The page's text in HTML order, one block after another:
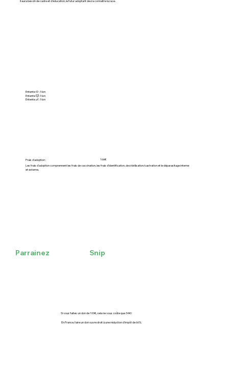
Entente 🐶 : Non
Entente 🐱 : Non
Entente 👶 : Non
Frais d'adoption :
166€
Les frais d'adoption comprennent les frais de vaccination, les frais d'identification, de stérilisation/castration et le déparasitage interne
et externe.
Parrainez Snip
Si vous faites un don de 100€, cela ne vous coûte que 34€ !
En France, faire un don ouvre droit à une réduction d'impôt de 66%.